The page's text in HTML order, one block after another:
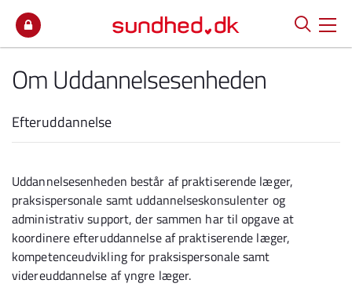
Om Uddannelsesenheden
Efteruddannelse
Uddannelsesenheden består af praktiserende læger,
praksispersonale samt uddannelseskonsulenter og
administrativ support, der sammen har til opgave at
koordinere efteruddannelse af praktiserende læger,
kompetenceudvikling for praksispersonale samt
videreuddannelse af yngre læger.